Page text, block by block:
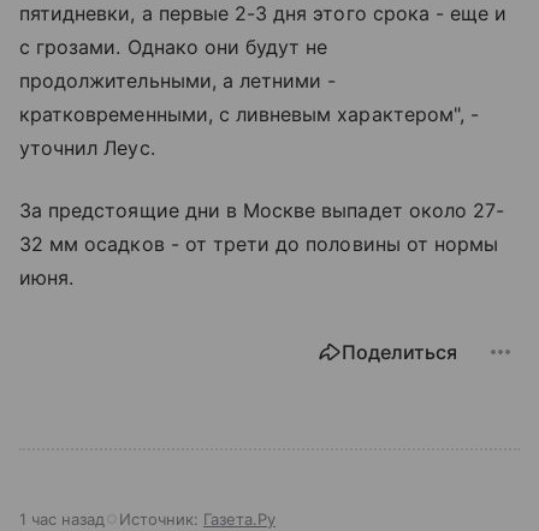
пятидневки, а первые 2-3 дня этого срока - еще и
с грозами. Однако они будут не
продолжительными, а летними -
кратковременными, с ливневым характером", -
уточнил Леус.
За предстоящие дни в Москве выпадет около 27-
32 мм осадков - от трети до половины от нормы
июня.
Поделиться
1 час назад Источник: Газета.Ру